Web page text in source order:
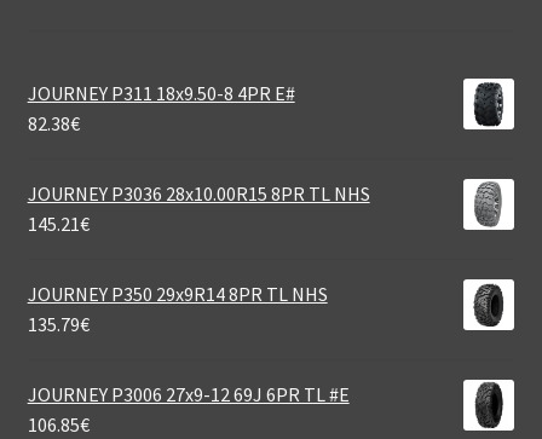
JOURNEY P311 18x9.50-8 4PR E#
82.38€
JOURNEY P3036 28x10.00R15 8PR TL NHS
145.21€
JOURNEY P350 29x9R14 8PR TL NHS
135.79€
JOURNEY P3006 27x9-12 69J 6PR TL #E
106.85€